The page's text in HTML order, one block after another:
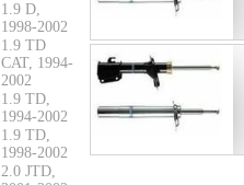
1.9 D,
1998-2002
1.9 TD
CAT, 1994-
2002
1.9 TD,
1994-2002
1.9 TD,
1998-2002
2.0 JTD,